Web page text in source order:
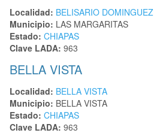
Localidad: BELISARIO DOMINGUEZ
Municipio: LAS MARGARITAS
Estado: CHIAPAS
Clave LADA: 963
BELLA VISTA
Localidad: BELLA VISTA
Municipio: BELLA VISTA
Estado: CHIAPAS
Clave LADA: 963